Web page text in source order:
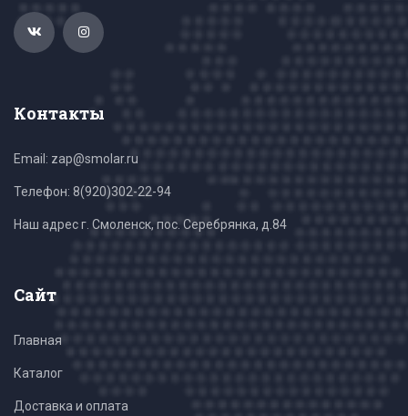
Контакты
Email: zap@smolar.ru
Телефон: 8(920)302-22-94
Наш адрес г. Смоленск, пос. Серебрянка, д.84
Сайт
Главная
Каталог
Доставка и оплата